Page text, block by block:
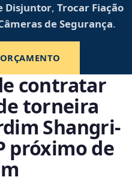
Disjuntor, Trocar Fiação
de Segurança.
contratar
torneira
Shangri-
próximo de